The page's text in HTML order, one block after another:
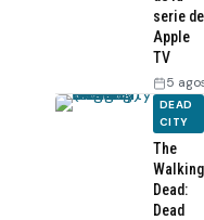
serie de
Apple
TV
5
DEAD
CITY
The
Walking
Dead:
Dead